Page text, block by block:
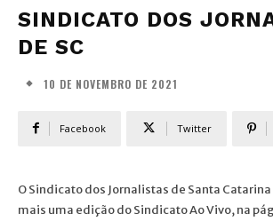
SINDICATO DOS
DE SC
10 DE NOVEMBRO DE 2021
Facebook Twitter
O Sindicato dos Jornalistas de Santa Catarina
mais uma edição do Sindicato Ao Vivo, na